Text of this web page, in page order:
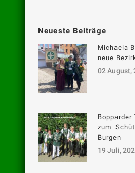
Neueste Beiträge
Michaela
neue
02 August,
Bopparder
zum
Burgen
19 Juli,